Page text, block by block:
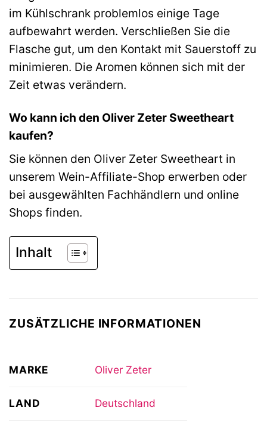
im Kühlschrank problemlos einige Tage
aufbewahrt werden. Verschließen Sie die
Flasche gut, um den Kontakt mit Sauerstoff zu
minimieren. Die Aromen können sich mit der
Zeit etwas verändern.
Wo kann ich den Oliver Zeter Sweetheart
kaufen?
Sie können den Oliver Zeter Sweetheart in
unserem Wein-Affiliate-Shop erwerben oder
bei ausgewählten Fachhändlern und online
Shops finden.
Inhalt
ZUSÄTZLICHE INFORMATIONEN
MARKE Oliver Zeter
LAND Deutschland